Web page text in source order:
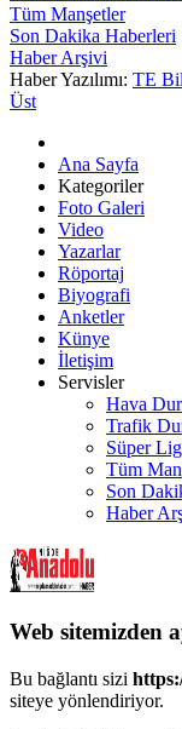
Tüm Manşetler
Son Dakika Haberleri
Haber Arşivi
Haber Yazılımı: TE
Üst
Ana Sayfa
Kategoriler
Foto Galeri
Video
Yazarlar
Röportaj
Biyografi
Anketler
Künye
İletişim
Servisler
Hava
Trafik
Süper
Tüm
Son
Haber
Web sitemizden
Bu bağlantı sizi
siteye yönlendiriyor.